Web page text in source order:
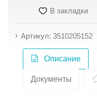
В закладки
Артикул: 3510205152
Описание
Документы